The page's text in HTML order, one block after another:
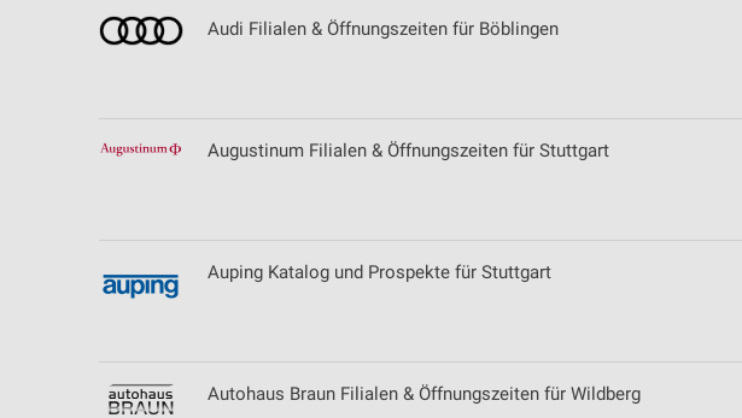
Audi Filialen & Öffnungszeiten für Böblingen
Augustinum Filialen & Öffnungszeiten für Stuttgart
Auping Katalog und Prospekte für Stuttgart
Autohaus Braun Filialen & Öffnungszeiten für Wildberg
Messung der Werbeleistung
Nicht-IAB-Verarbeitungszwecke: